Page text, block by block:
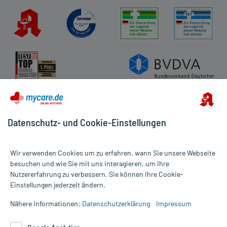
Alle Preise gelten inkl. MwSt., ggf. zzgl. Versandkosten
Informationen auf dieser Website werden ausschließlich für
die Untersuchung und Behandlung durch einen Arzt. Bitte
Datenschutz- und Cookie-Einstellungen
Wir verwenden Cookies um zu erfahren, wann Sie unsere Webseite
besuchen und wie Sie mit uns interagieren, um Ihre
Nutzererfahrung zu verbessern. Sie können Ihre Cookie-
Einstellungen jederzeit ändern.
Nähere Informationen: Datenschutzerklärung Impressum